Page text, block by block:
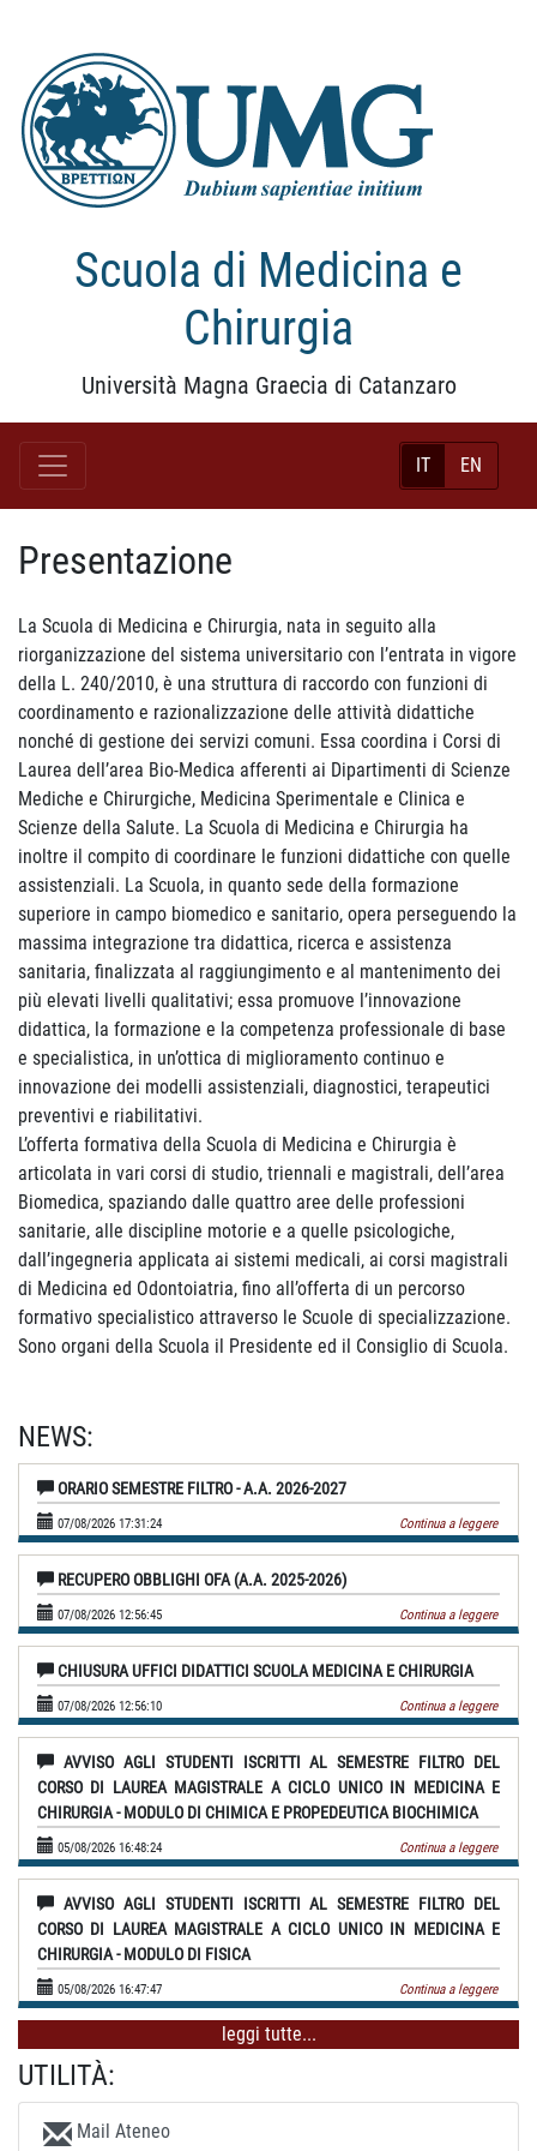
Scuola di Medicina e
Chirurgia
Università Magna Graecia di Catanzaro
IT EN
Presentazione
La Scuola di Medicina e Chirurgia, nata in seguito alla
riorganizzazione del sistema universitario con l’entrata in vigore
della L. 240/2010, è una struttura di raccordo con funzioni di
coordinamento e razionalizzazione delle attività didattiche
nonché di gestione dei servizi comuni. Essa coordina i Corsi di
Laurea dell’area Bio-Medica afferenti ai Dipartimenti di Scienze
Mediche e Chirurgiche, Medicina Sperimentale e Clinica e
Scienze della Salute. La Scuola di Medicina e Chirurgia ha
inoltre il compito di coordinare le funzioni didattiche con quelle
assistenziali. La Scuola, in quanto sede della formazione
superiore in campo biomedico e sanitario, opera perseguendo la
massima integrazione tra didattica, ricerca e assistenza
sanitaria, finalizzata al raggiungimento e al mantenimento dei
più elevati livelli qualitativi; essa promuove l’innovazione
didattica, la formazione e la competenza professionale di base
e specialistica, in un’ottica di miglioramento continuo e
innovazione dei modelli assistenziali, diagnostici, terapeutici
preventivi e riabilitativi.
L’offerta formativa della Scuola di Medicina e Chirurgia è
articolata in vari corsi di studio, triennali e magistrali, dell’area
Biomedica, spaziando dalle quattro aree delle professioni
sanitarie, alle discipline motorie e a quelle psicologiche,
dall’ingegneria applicata ai sistemi medicali, ai corsi magistrali
di Medicina ed Odontoiatria, fino all’offerta di un percorso
formativo specialistico attraverso le Scuole di specializzazione.
Sono organi della Scuola il Presidente ed il Consiglio di Scuola.
NEWS:
ORARIO SEMESTRE FILTRO - A.A. 2026-2027
07/08/2026 17:31:24 Continua a leggere
RECUPERO OBBLIGHI OFA (A.A. 2025-2026)
07/08/2026 12:56:45 Continua a leggere
CHIUSURA UFFICI DIDATTICI SCUOLA MEDICINA E CHIRURGIA
07/08/2026 12:56:10 Continua a leggere
AVVISO AGLI STUDENTI ISCRITTI AL SEMESTRE FILTRO DEL
CORSO DI LAUREA MAGISTRALE A CICLO UNICO IN MEDICINA E
CHIRURGIA - MODULO DI CHIMICA E PROPEDEUTICA BIOCHIMICA
05/08/2026 16:48:24 Continua a leggere
AVVISO AGLI STUDENTI ISCRITTI AL SEMESTRE FILTRO DEL
CORSO DI LAUREA MAGISTRALE A CICLO UNICO IN MEDICINA E
CHIRURGIA - MODULO DI FISICA
05/08/2026 16:47:47 Continua a leggere
leggi tutte...
UTILITÀ:
Mail Ateneo